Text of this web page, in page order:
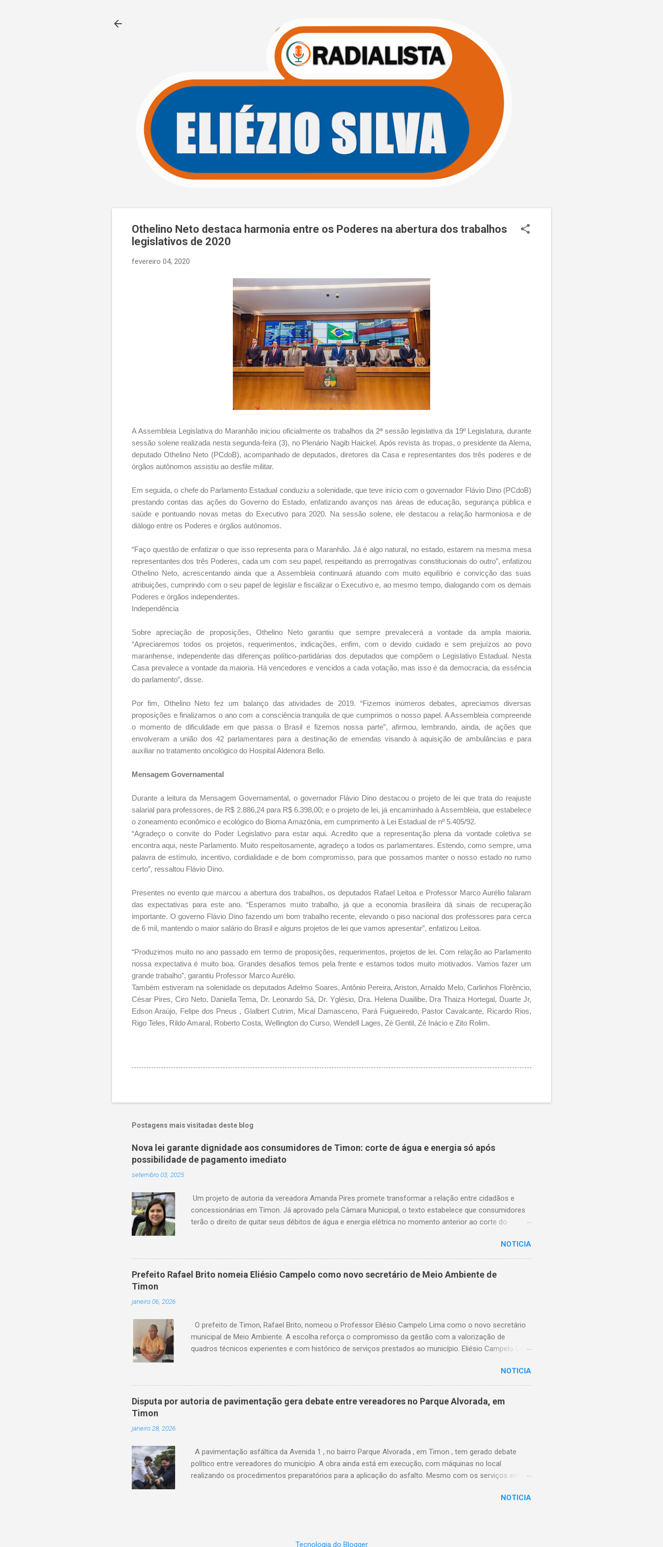
Othelino Neto destaca harmonia entre os Poderes na abertura dos trabalhos
legislativos de 2020
fevereiro 04, 2020
A Assembleia Legislativa do Maranhão iniciou oficialmente os trabalhos da 2ª sessão legislativa da 19º Legislatura, durante
sessão solene realizada nesta segunda-feira (3), no Plenário Nagib Haickel. Após revista às tropas, o presidente da Alema,
deputado Othelino Neto (PCdoB), acompanhado de deputados, diretores da Casa e representantes dos três poderes e de
órgãos autônomos assistiu ao desfile militar.
Em seguida, o chefe do Parlamento Estadual conduziu a solenidade, que teve início com o governador Flávio Dino (PCdoB)
prestando contas das ações do Governo do Estado, enfatizando avanços nas áreas de educação, segurança pública e
saúde e pontuando novas metas do Executivo para 2020. Na sessão solene, ele destacou a relação harmoniosa e de
diálogo entre os Poderes e órgãos autônomos.
“Faço questão de enfatizar o que isso representa para o Maranhão. Já é algo natural, no estado, estarem na mesma mesa
representantes dos três Poderes, cada um com seu papel, respeitando as prerrogativas constitucionais do outro”, enfatizou
Othelino Neto, acrescentando ainda que a Assembleia continuará atuando com muito equilíbrio e convicção das suas
atribuições, cumprindo com o seu papel de legislar e fiscalizar o Executivo e, ao mesmo tempo, dialogando com os demais
Poderes e órgãos independentes.
Independência
Sobre apreciação de proposições, Othelino Neto garantiu que sempre prevalecerá a vontade da ampla maioria.
“Apreciaremos todos os projetos, requerimentos, indicações, enfim, com o devido cuidado e sem prejuízos ao povo
maranhense, independente das diferenças político-partidárias dos deputados que compõem o Legislativo Estadual. Nesta
Casa prevalece a vontade da maioria. Há vencedores e vencidos a cada votação, mas isso é da democracia, da essência
do parlamento”, disse.
Por fim, Othelino Neto fez um balanço das atividades de 2019. “Fizemos inúmeros debates, apreciamos diversas
proposições e finalizamos o ano com a consciência tranquila de que cumprimos o nosso papel. A Assembleia compreende
o momento de dificuldade em que passa o Brasil e fizemos nossa parte”, afirmou, lembrando, ainda, de ações que
envolveram a união dos 42 parlamentares para a destinação de emendas visando à aquisição de ambulâncias e para
auxiliar no tratamento oncológico do Hospital Aldenora Bello.
Mensagem Governamental
Durante a leitura da Mensagem Governamental, o governador Flávio Dino destacou o projeto de lei que trata do reajuste
salarial para professores, de R$ 2.886,24 para R$ 6.398,00; e o projeto de lei, já encaminhado à Assembleia, que estabelece
o zoneamento econômico e ecológico do Bioma Amazônia, em cumprimento à Lei Estadual de nº 5.405/92.
“Agradeço o convite do Poder Legislativo para estar aqui. Acredito que a representação plena da vontade coletiva se
encontra aqui, neste Parlamento. Muito respeitosamente, agradeço a todos os parlamentares. Estendo, como sempre, uma
palavra de estímulo, incentivo, cordialidade e de bom compromisso, para que possamos manter o nosso estado no rumo
certo”, ressaltou Flávio Dino.
Presentes no evento que marcou a abertura dos trabalhos, os deputados Rafael Leitoa e Professor Marco Aurélio falaram
das expectativas para este ano. “Esperamos muito trabalho, já que a economia brasileira dá sinais de recuperação
importante. O governo Flávio Dino fazendo um bom trabalho recente, elevando o piso nacional dos professores para cerca
de 6 mil, mantendo o maior salário do Brasil e alguns projetos de lei que vamos apresentar”, enfatizou Leitoa.
“Produzimos muito no ano passado em termo de proposições, requerimentos, projetos de lei. Com relação ao Parlamento
nossa expectativa é muito boa. Grandes desafios temos pela frente e estamos todos muito motivados. Vamos fazer um
grande trabalho”, garantiu Professor Marco Aurélio.
Também estiveram na solenidade os deputados Adelmo Soares, Antônio Pereira, Ariston, Arnaldo Melo, Carlinhos Florêncio,
César Pires, Ciro Neto, Daniella Tema, Dr. Leonardo Sá, Dr. Yglésio, Dra. Helena Duailibe, Dra Thaiza Hortegal, Duarte Jr,
Edson Araújo, Felipe dos Pneus , Glalbert Cutrim, Mical Damasceno, Pará Fuigueiredo, Pastor Cavalcante, Ricardo Rios,
Rigo Teles, Rildo Amaral, Roberto Costa, Wellington do Curso, Wendell Lages, Zé Gentil, Zé Inácio e Zito Rolim.
Postagens mais visitadas deste blog
Nova lei garante dignidade aos consumidores de Timon: corte de água e energia só após
possibilidade de pagamento imediato
setembro 03, 2025
Um projeto de autoria da vereadora Amanda Pires promete transformar a relação entre cidadãos e
concessionárias em Timon. Já aprovado pela Câmara Municipal, o texto estabelece que consumidores
terão o direito de quitar seus débitos de água e energia elétrica no momento anterior ao corte do
de atraso. A medida chega em um momento em que milhares de timonenses enfrentam dificuldades
financeiras e, muitas vezes, veem-se surpreendidos pelo corte abrupto do fornecimento. A nova lei,
agora aguardando a sanção do prefeito, representa um avanço significativo na proteção dos usuários.
“Os usuários dos serviços de água e luz ganharam uma nova ferramenta, possibilitando, no momento
NOTICIA
Prefeito Rafael Brito nomeia Eliésio Campelo como novo secretário de Meio Ambiente de
Timon
janeiro 06, 2026
O prefeito de Timon, Rafael Brito, nomeou o Professor Eliésio Campelo Lima como o novo secretário
municipal de Meio Ambiente. A escolha reforça o compromisso da gestão com a valorização de
quadros técnicos experientes e com histórico de serviços prestados ao município. Eliésio Campelo Lima
de sua carreira, ocupou cargos estratégicos tanto no Maranhão quanto no Piauí, sempre com atuação
reconhecida pela capacidade administrativa e pelo diálogo institucional. Entre as funções exercidas,
destaca-se o período em que foi gestor da Unidade Regional de Educação (URE) de Timon, quando
esteve à frente da coordenação das políticas educacionais estaduais na região, contribuindo para a
NOTICIA
Disputa por autoria de pavimentação gera debate entre vereadores no Parque Alvorada, em
Timon
janeiro 28, 2026
A pavimentação asfáltica da Avenida 1 , no bairro Parque Alvorada , em Timon , tem gerado debate
político entre vereadores do município. A obra ainda está em execução, com máquinas no local
realizando os procedimentos preparatórios para a aplicação do asfalto. Mesmo com os serviços em
autoria da solicitação da pavimentação da via. Ambos publicaram vídeos e postagens afirmando que o
NOTICIA
Tecnologia do Blogger